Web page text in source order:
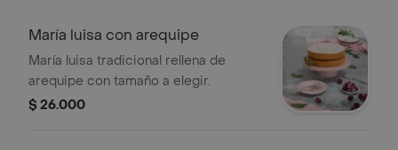
María luisa con arequipe
María luisa tradicional rellena de
arequipe con tamaño a elegir.
$ 26.000